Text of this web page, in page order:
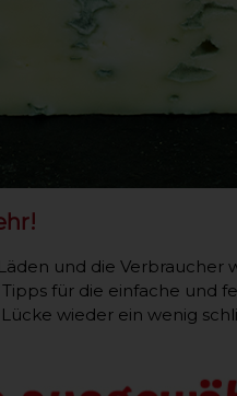
und die
für die einfache und
wieder ein wenig